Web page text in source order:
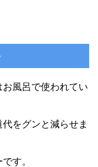
風呂で使われてい
をグンと減らせま
す。